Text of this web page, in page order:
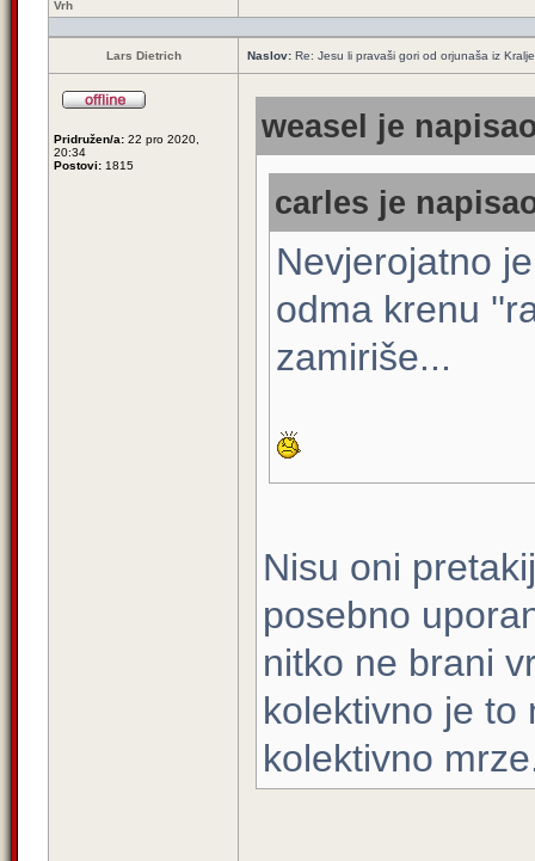
Vrh
Lars Dietrich Naslov: Re: Jesu li pravaši gori od orjunaša iz
Pridružen/a: 22 pro 2020,
20:34
Postovi: 1815
weasel je
carles je
Nevjerojatno
odma krenu
zamiriše...
Nisu oni
posebno
nitko ne brani
kolektivno je to
kolektivno